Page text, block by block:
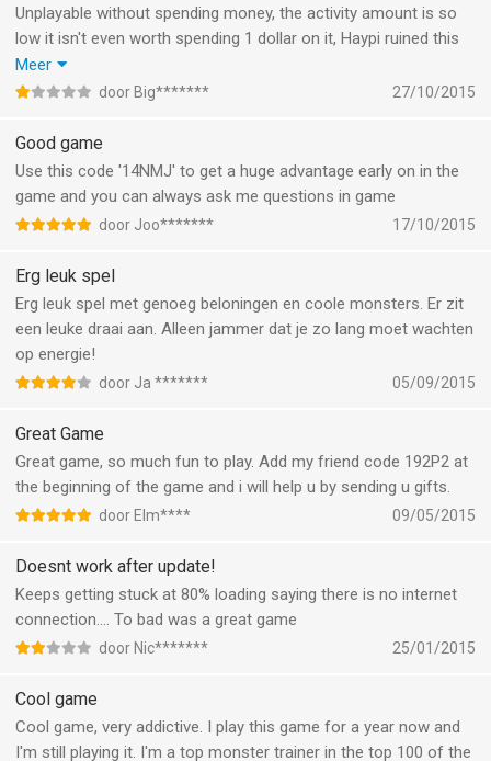
Unplayable without spending money, the activity amount is so
low it isn't even worth spending 1 dollar on it, Haypi ruined this
game with the last update. Many players allready quit playing. I
hope they vanish as a result of their brainless money slurping
Meer
door Big******* 27/10/2015
Good game
Use this code '14NMJ' to get a huge advantage early on in the
game and you can always ask me questions in game
door Joo******* 17/10/2015
Erg leuk spel
Erg leuk spel met genoeg beloningen en coole monsters. Er zit
een leuke draai aan. Alleen jammer dat je zo lang moet wachten
op energie!
door Ja ******* 05/09/2015
Great Game
Great game, so much fun to play. Add my friend code 192P2 at
the beginning of the game and i will help u by sending u gifts.
door Elm**** 09/05/2015
Doesnt work after update!
Keeps getting stuck at 80% loading saying there is no internet
connection.... To bad was a great game
door Nic******* 25/01/2015
Cool game
Cool game, very addictive. I play this game for a year now and
I'm still playing it. I'm a top monster trainer in the top 100 of the